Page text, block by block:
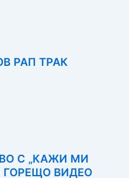
РАП ТРАК
С „КАЖИ МИ
ГОРЕЩО ВИДЕО